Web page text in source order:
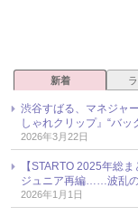
新着
渋谷すばる、マネジャ
しゃれクリップ』“バッ
2026年3月22日
【STARTO 2025年総
ジュニア再編……波乱
2026年1月1日